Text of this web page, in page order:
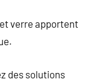
verre apportent
des solutions